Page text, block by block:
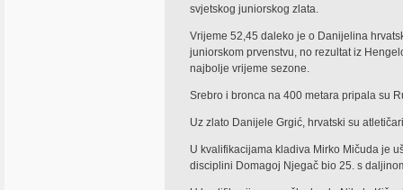
svjetskog juniorskog zlata.
Vrijeme 52,45 daleko je o Danijelina
juniorskom prvenstvu, no rezultat iz
najbolje vrijeme sezone.
Srebro i bronca na 400 metara pripala su
Uz zlato Danijele Grgić, hrvatski su
U kvalifikacijama kladiva Mirko Mičuda je
disciplini Domagoj Njegač bio 25. s